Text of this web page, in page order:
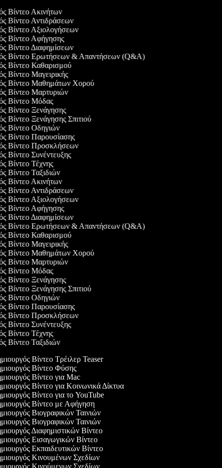
Βίντεο Ακινήτων
Βίντεο Αντιδράσεων
Βίντεο Αξιολογήσεων
Βίντεο Αφήγησης
Βίντεο Διαφημίσεων
Βίντεο Ερωτήσεων & Απαντήσεων (Q&A)
Βίντεο Καθαρισμού
Βίντεο Μαγειρικής
Βίντεο Μαθημάτων Χορού
Βίντεο Μαρτυριών
Βίντεο Μόδας
Βίντεο Ξενάγησης
Βίντεο Ξενάγησης Σπιτιού
Βίντεο Οδηγιών
Βίντεο Παρουσίασης
Βίντεο Προσκλήσεων
Βίντεο Συνέντευξης
Βίντεο Τέχνης
Βίντεο Ταξιδιών
Βίντεο Ακινήτων
Βίντεο Αντιδράσεων
Βίντεο Αξιολογήσεων
Βίντεο Αφήγησης
Βίντεο Διαφημίσεων
Βίντεο Ερωτήσεων & Απαντήσεων (Q&A)
Βίντεο Καθαρισμού
Βίντεο Μαγειρικής
Βίντεο Μαθημάτων Χορού
Βίντεο Μαρτυριών
Βίντεο Μόδας
Βίντεο Ξενάγησης
Βίντεο Ξενάγησης Σπιτιού
Βίντεο Οδηγιών
Βίντεο Παρουσίασης
Βίντεο Προσκλήσεων
Βίντεο Συνέντευξης
Βίντεο Τέχνης
Βίντεο Ταξιδιών
Βίντεο Τρέιλερ Teaser
Βίντεο Φύσης
Βίντεο για Mac
Βίντεο για Κοινωνικά Δίκτυα
Βίντεο για το YouTube
Βίντεο με Αφήγηση
Βιογραφικών Ταινιών
Βιογραφικών Ταινιών
Διαφημιστικών Βίντεο
Εισαγωγικών Βίντεο
Εκπαιδευτικών Βίντεο
Κινουμένων Σχεδίων